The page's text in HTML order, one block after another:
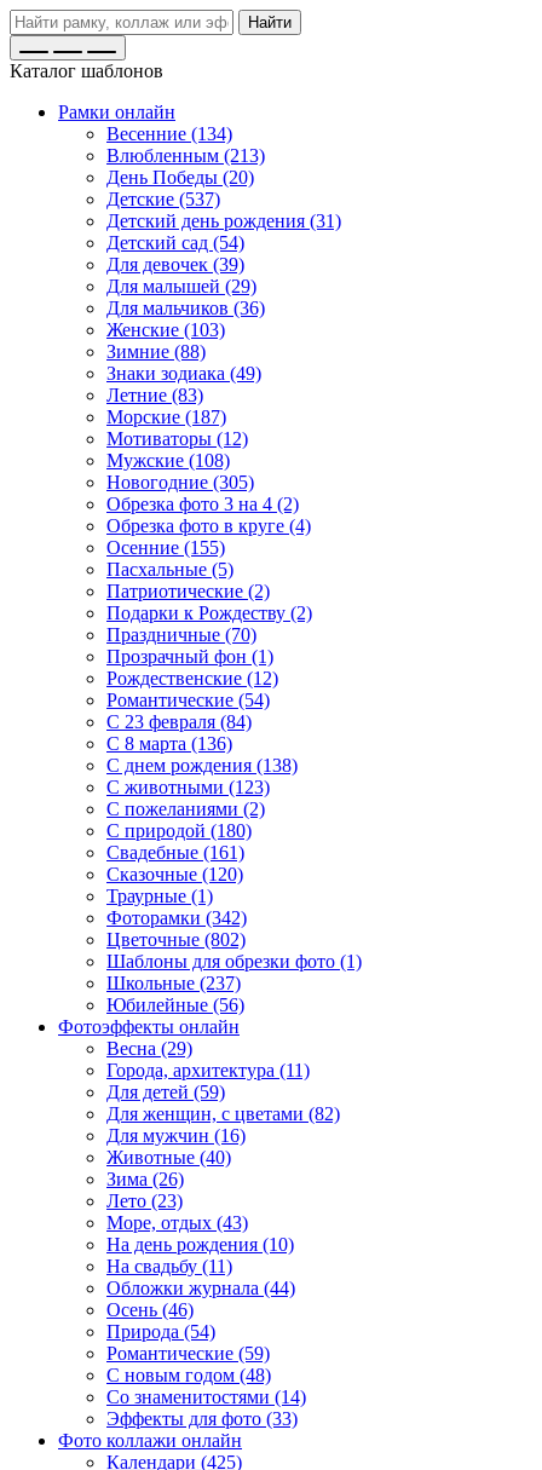
Найти
Каталог шаблонов
Рамки онлайн
Весенние (134)
Влюбленным (213)
День Победы (20)
Детские (537)
Детский день рождения (31)
Детский сад (54)
Для девочек (39)
Для малышей (29)
Для мальчиков (36)
Женские (103)
Зимние (88)
Знаки зодиака (49)
Летние (83)
Морские (187)
Мотиваторы (12)
Мужские (108)
Новогодние (305)
Обрезка фото 3 на 4 (2)
Обрезка фото в круге (4)
Осенние (155)
Пасхальные (5)
Патриотические (2)
Подарки к Рождеству (2)
Праздничные (70)
Прозрачный фон (1)
Рождественские (12)
Романтические (54)
С 23 февраля (84)
С 8 марта (136)
С днем рождения (138)
С животными (123)
С пожеланиями (2)
С природой (180)
Свадебные (161)
Сказочные (120)
Траурные (1)
Фоторамки (342)
Цветочные (802)
Шаблоны для обрезки фото (1)
Школьные (237)
Юбилейные (56)
Фотоэффекты онлайн
Весна (29)
Города, архитектура (11)
Для детей (59)
Для женщин, с цветами (82)
Для мужчин (16)
Животные (40)
Зима (26)
Лето (23)
Море, отдых (43)
На день рождения (10)
На свадьбу (11)
Обложки журнала (44)
Осень (46)
Природа (54)
Романтические (59)
С новым годом (48)
Со знаменитостями (14)
Эффекты для фото (33)
Фото коллажи онлайн
Календари (425)